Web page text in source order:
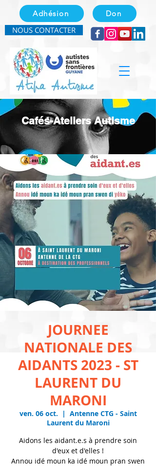
Adhésion Don
NOUS CONTACTER
Cafés-Ateliers Autisme
JOURNEE
NATIONALE DES
AIDANTS 2023 - ST
LAURENT DU
MARONI
ven. 06 oct.
  |
Antenne CTG - Saint
Laurent du Maroni
Aidons les aidant.e.s à prendre soin
d'eux et d'elles !
Annou idé moun ka idé moun pran swen